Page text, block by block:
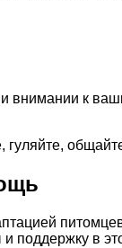
внимании к
поддержку в